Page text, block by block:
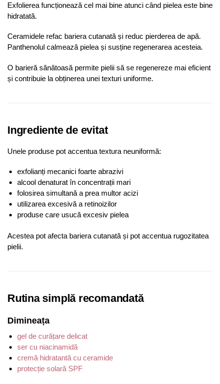
Exfolierea funcționează cel mai bine atunci când pielea este bine
hidratată.
Ceramidele refac bariera cutanată și reduc pierderea de apă.
Panthenolul calmează pielea și susține regenerarea acesteia.
O barieră sănătoasă permite pielii să se regenereze mai eficient
și contribuie la obținerea unei texturi uniforme.
Ingrediente de evitat
Unele produse pot accentua textura neuniformă:
exfolianți mecanici foarte abrazivi
alcool denaturat în concentrații mari
folosirea simultană a prea multor acizi
utilizarea excesivă a retinoizilor
produse care usucă excesiv pielea
Acestea pot afecta bariera cutanată și pot accentua rugozitatea
pielii.
Rutina simplă recomandată
Dimineața
gel de curățare delicat
ser cu niacinamidă
cremă hidratantă cu ceramide
protecție solară SPF